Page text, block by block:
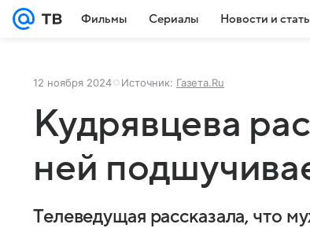
Фильмы Сериалы Новости и
12 ноября 2024 Источник: Газета.Ru
Кудрявцева
ней
Телеведущая рассказала, что